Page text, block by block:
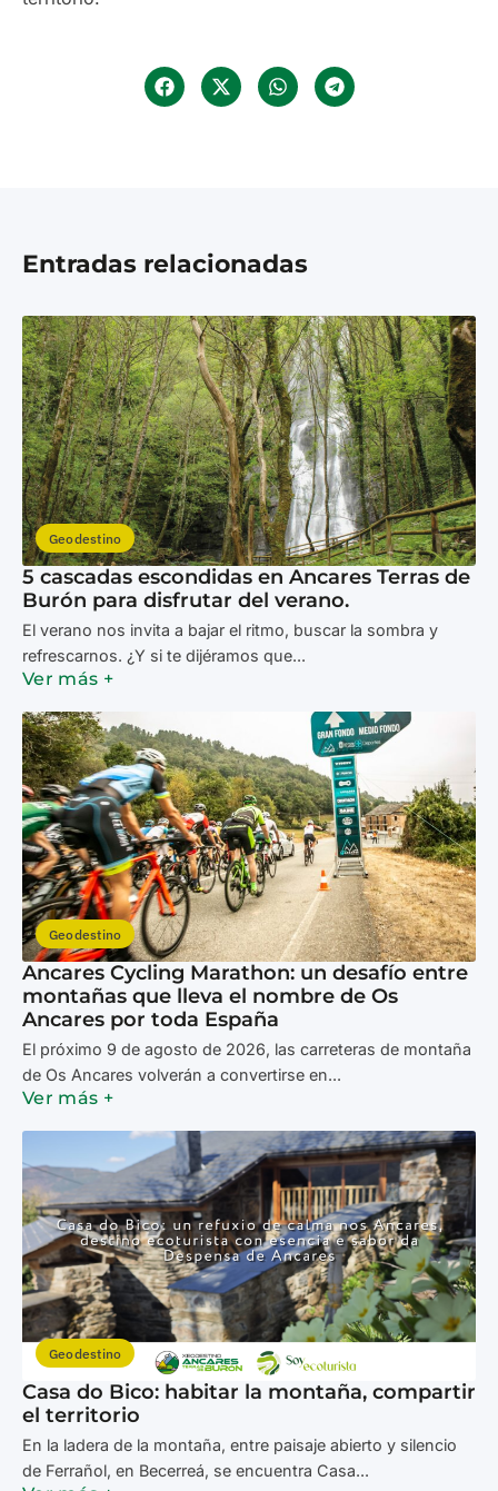
Entradas relacionadas
Geodestino
5 cascadas escondidas en Ancares Terras de
Burón para disfrutar del verano.
El verano nos invita a bajar el ritmo, buscar la sombra y
refrescarnos. ¿Y si te dijéramos que...
Ver más +
Geodestino
Ancares Cycling Marathon: un desafío entre
montañas que lleva el nombre de Os
Ancares por toda España
El próximo 9 de agosto de 2026, las carreteras de montaña
de Os Ancares volverán a convertirse en...
Ver más +
Geodestino
Casa do Bico: habitar la montaña, compartir
el territorio
En la ladera de la montaña, entre paisaje abierto y silencio
de Ferrañol, en Becerreá, se encuentra Casa...